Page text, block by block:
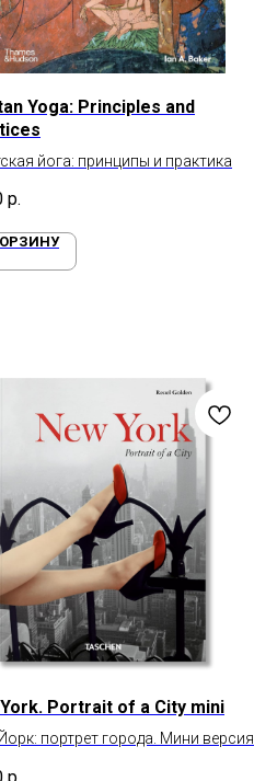
Yoga: Principles and
йога: принципы и практика
р.
York. Portrait of a City mini
портрет города. Мини версия
р.